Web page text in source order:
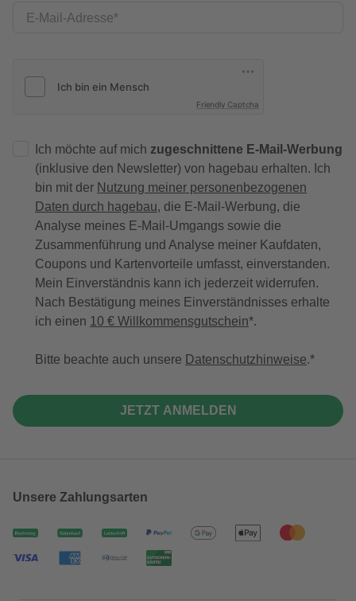
E-Mail-Adresse
Friendly Captcha
Ich möchte auf mich zugeschnittene E-Mail-Werbung
(inklusive den Newsletter) von hagebau erhalten. Ich
bin mit der Nutzung meiner personenbezogenen
Daten durch hagebau, die E-Mail-Werbung, die
Analyse meines E-Mail-Umgangs sowie die
Zusammenführung und Analyse meiner Kaufdaten,
Coupons und Kartenvorteile umfasst, einverstanden.
Mein Einverständnis kann ich jederzeit widerrufen.
Nach Bestätigung meines Einverständnisses erhalte
ich einen 10 € Willkommensgutschein*.
Bitte beachte auch unsere Datenschutzhinweise.
JETZT ANMELDEN
Unsere Zahlungsarten